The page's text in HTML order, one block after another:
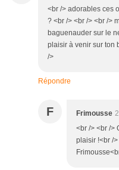
<br /> adorables ces
? <br /> <br /> <br />
baguenauder sur le
plaisir à venir sur ton
/>
Répondre
F Frimousse
<br /> <br />
plaisir !<br /